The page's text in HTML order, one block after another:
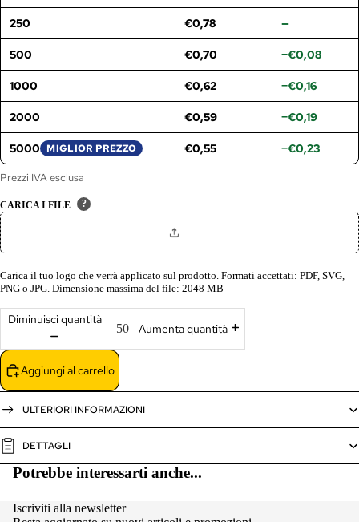
250 €0,78 —
500 €0,70 −€0,08
1000 €0,62 −€0,16
2000 €0,59 −€0,19
5000 MIGLIOR PREZZO €0,55 −€0,23
Prezzi IVA esclusa
CARICA I FILE ?
Carica il tuo logo che verrà applicato sul prodotto. Formati accettati: PDF, SVG,
PNG o JPG. Dimensione massima del file: 2048 MB
Diminuisci quantità
Aumenta quantità
Aggiungi al carrello
ULTERIORI INFORMAZIONI
DETTAGLI
Potrebbe interessarti anche...
Iscriviti alla newsletter